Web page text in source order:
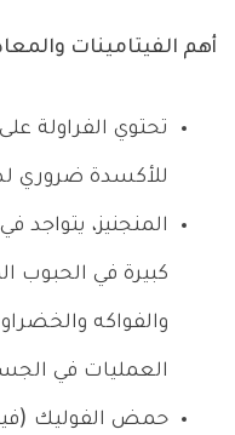
أهم الفيتامينات
للأكسدة ضروري
المنجنيز، يتواجد
كبيرة في الحبوب
والفواكه
العمليات في